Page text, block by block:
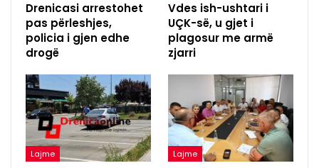
Drenicasi arrestohet
pas përleshjes,
policia i gjen edhe
drogë
Vdes ish-ushtari i
UÇK-së, u gjet i
plagosur me armë
zjarri
Lajme Lajme